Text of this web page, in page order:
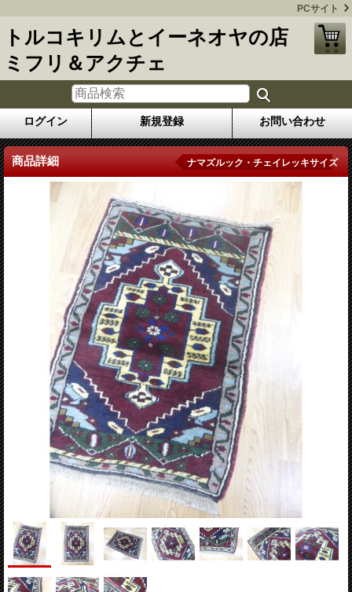
PCサイト
トルコキリムとイーネオヤの店
ミフリ＆アクチェ
ログイン 新規登録 お問い合わせ
商品詳細 ナマズルック・チェイレッキサイズ